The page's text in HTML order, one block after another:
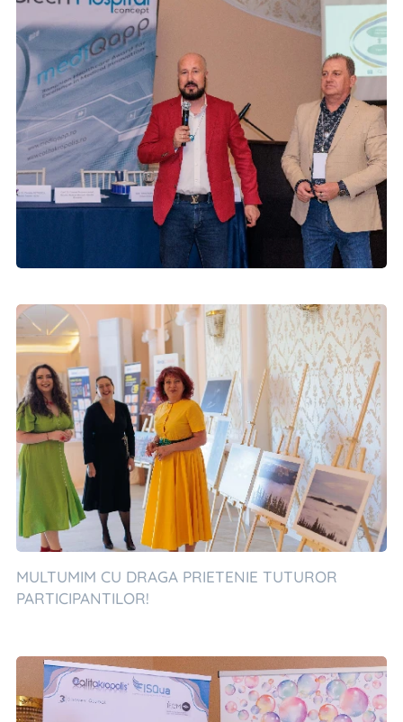
MULTUMIM CU DRAGA PRIETENIE TUTUROR
PARTICIPANTILOR!